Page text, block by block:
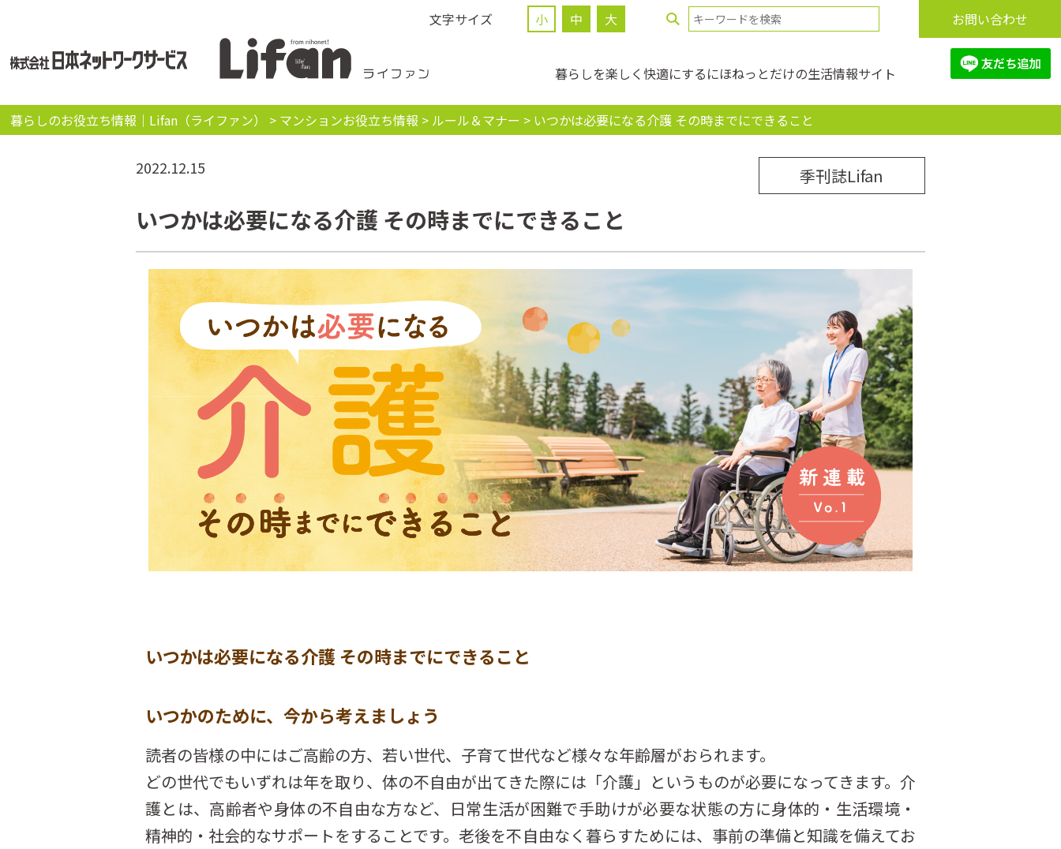
文字サイズ 小 中 大 お問い合わせ
暮らしを楽しく快適にするにほねっとだけの生活情報サイト
暮らしのお役立ち情報｜Lifan（ライファン） > マンションお役立ち情報 > ルール＆マナー > いつかは必要になる介護 その時までにできること
2022.12.15 季刊誌Lifan
いつかは必要になる介護 その時までにできること
いつかは必要になる介護 その時までにできること
いつかのために、今から考えましょう
読者の皆様の中にはご高齢の方、若い世代、子育て世代など様々な年齢層がおられます。
どの世代でもいずれは年を取り、体の不自由が出てきた際には「介護」というものが必要になってきます。介
護とは、高齢者や身体の不自由な方など、日常生活が困難で手助けが必要な状態の方に身体的・生活環境・
精神的・社会的なサポートをすることです。老後を不自由なく暮らすためには、事前の準備と知識を備えてお